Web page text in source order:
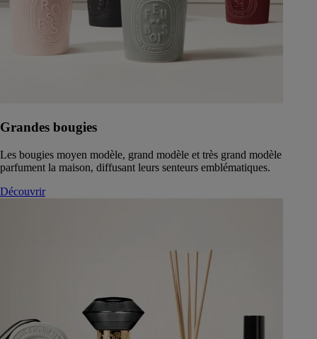
Grandes bougies
Les bougies moyen modèle, grand modèle et très grand modèle
parfument la maison, diffusant leurs senteurs emblématiques.
Découvrir